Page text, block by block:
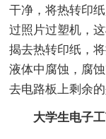
干净，将热转印
过照片过塑机，
揭去热转印纸，
液体中腐蚀，腐
去电路板上剩余
大学生电子